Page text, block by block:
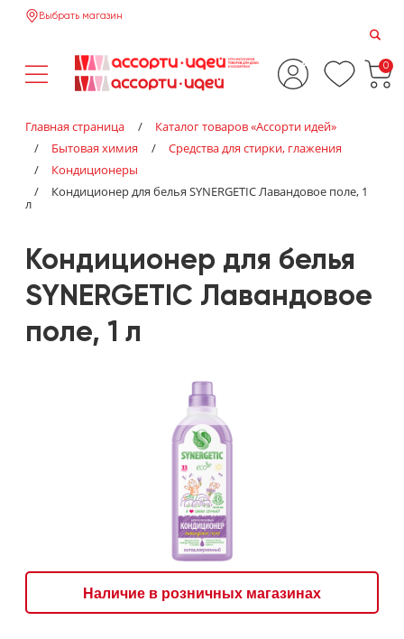
Выбрать магазин
0
Главная страница /
Каталог товаров «‎Ассорти идей»‎
/
Бытовая химия /
Средства для стирки, глажения
/
Кондиционеры
/
Кондиционер для белья SYNERGETIC Лавандовое поле, 1
л
Кондиционер для белья
SYNERGETIC Лавандовое
поле, 1 л
Наличие в розничных магазинах